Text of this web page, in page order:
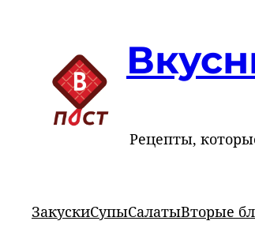
Рецепты,
ЗакускиСупыСалатыВторые